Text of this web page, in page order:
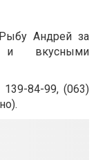
Андрей за
и вкусными
84-99, (063)